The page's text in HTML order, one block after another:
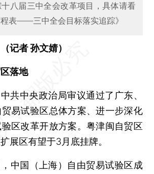
八届三中全会改革项目，具体请看
程表——三中全会目标落实追踪》
记者 孙文婧）
落地
中央政治局审议通过了广东、
易试验区总体方案、进一步深化
验区改革开放方案。粤津闽自贸区
展区有望于3月底挂牌。
国（上海）自由贸易试验区成